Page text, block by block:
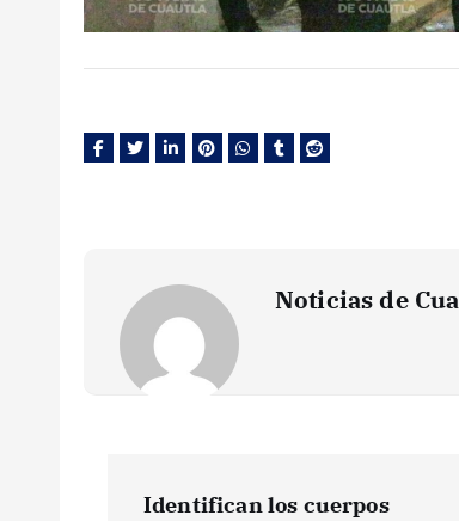
Noticias de
Identifican los cuerpos